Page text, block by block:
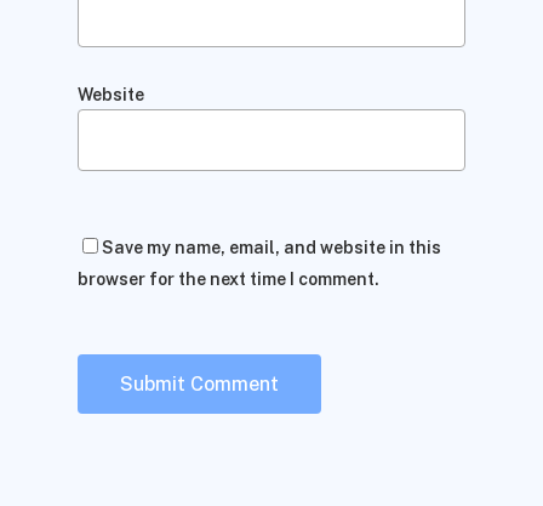
Website
Save my name, email, and website in this
browser for the next time I comment.